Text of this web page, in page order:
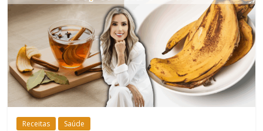
Estar
Receitas Saúde